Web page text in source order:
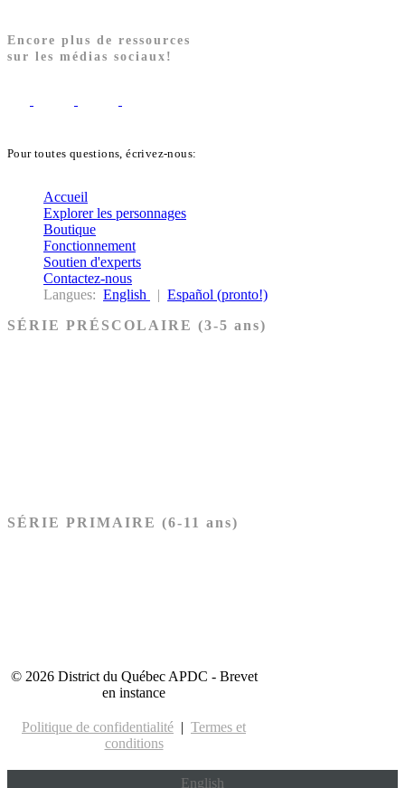
Encore plus de ressources
sur les médias sociaux!
Pour toutes questions, écrivez-nous:
Accueil
Explorer les personnages
Boutique
Fonctionnement
Soutien d'experts
Contactez-nous
Langues: English | Español (pronto!)
SÉRIE PRÉSCOLAIRE (3-5 ans)
SÉRIE PRIMAIRE (6-11 ans)
© 2026 District du Québec APDC - Brevet
en instance
Politique de confidentialité | Termes et
conditions
English